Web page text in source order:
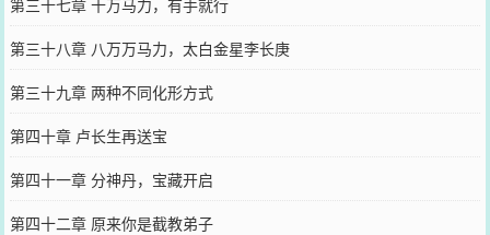
第三十八章 八万万马力，太白金星李长庚
第三十九章 两种不同化形方式
第四十章 卢长生再送宝
第四十一章 分神丹，宝藏开启
第四十二章 原来你是截教弟子